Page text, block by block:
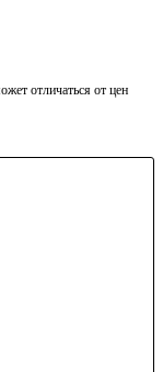
отличаться от цен